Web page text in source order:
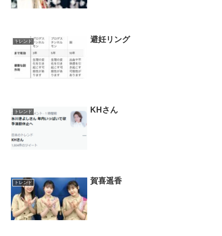
トレンド 避妊リング
トレンド KHさん
トレンド 賀喜遥香